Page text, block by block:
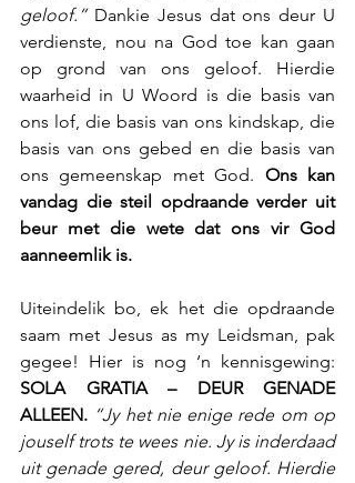
geloof.” Dankie Jesus dat ons deur U
verdienste, nou na God toe kan gaan
op grond van ons geloof. Hierdie
waarheid in U Woord is die basis van
ons lof, die basis van ons kindskap, die
basis van ons gebed en die basis van
ons gemeenskap met God. Ons kan
vandag die steil opdraande verder uit
beur met die wete dat ons vir God
aanneemlik is.
Uiteindelik bo, ek het die opdraande
saam met Jesus as my Leidsman, pak
SOLA GRATIA – DEUR GENADE
ALLEEN. “Jy het nie enige rede om op
jouself trots te wees nie. Jy is inderdaad
uit genade gered, deur geloof. Hierdie